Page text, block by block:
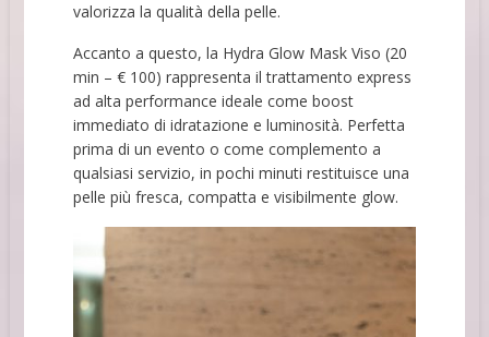
valorizza la qualità della pelle.
Accanto a questo, la Hydra Glow Mask Viso (20
min – € 100) rappresenta il trattamento express
ad alta performance ideale come boost
immediato di idratazione e luminosità. Perfetta
prima di un evento o come complemento a
qualsiasi servizio, in pochi minuti restituisce una
pelle più fresca, compatta e visibilmente glow.